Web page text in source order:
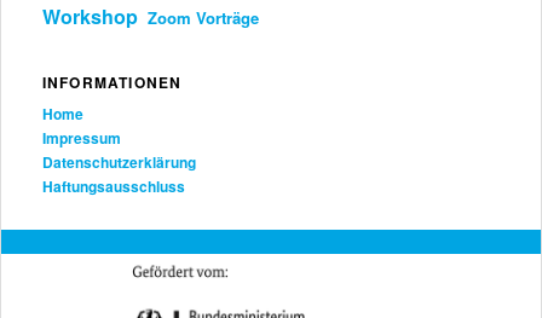
Workshop Zoom Vorträge
INFORMATIONEN
Home
Impressum
Datenschutzerklärung
Haftungsausschluss